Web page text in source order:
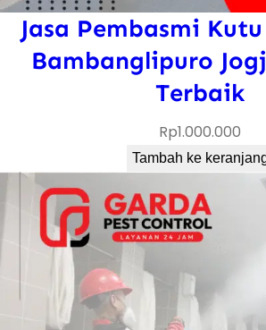
Jasa Pembasmi
Bambanglipuro
Terbaik
Rp1.000.000
Tambah ke